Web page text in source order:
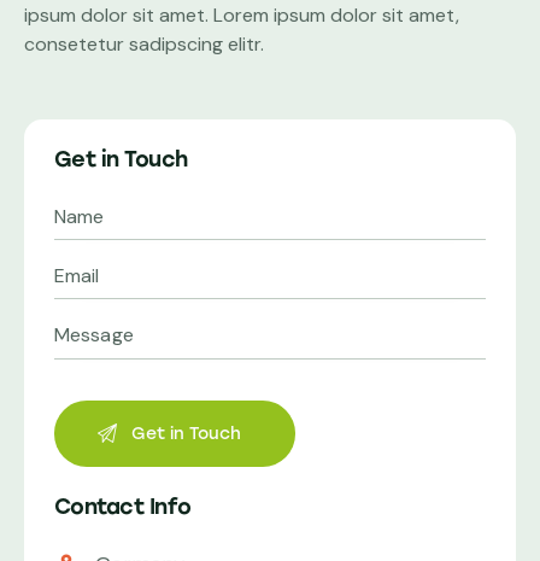
ipsum dolor sit amet. Lorem ipsum dolor sit amet,
consetetur sadipscing elitr.
Get in Touch
Contact Info